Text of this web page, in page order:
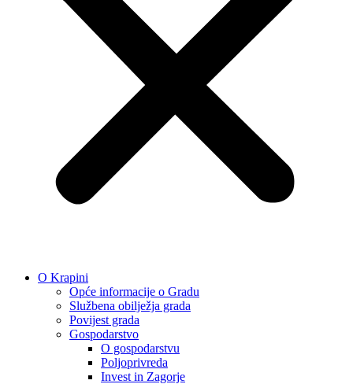
O Krapini
Opće informacije o Gradu
Službena obilježja grada
Povijest grada
Gospodarstvo
O gospodarstvu
Poljoprivreda
Invest in Zagorje